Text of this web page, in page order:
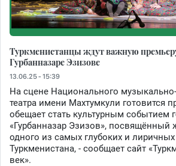
Туркменистанцы ждут важную
Гурбанназаре Эзизове
13.06.25 - 15:39
На сцене Национального
театра имени Махтумкули готовится
обещает стать культурным событием
«Гурбанназар Эзизов», посвящённый
одного из самых глубоких и
Туркменистана, - сообщает сайт
век».